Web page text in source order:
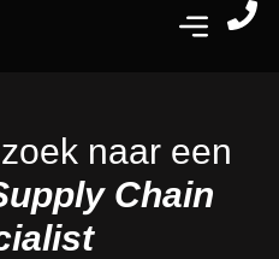
naar een
Chain